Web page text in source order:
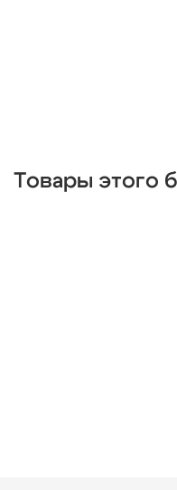
Товары этого